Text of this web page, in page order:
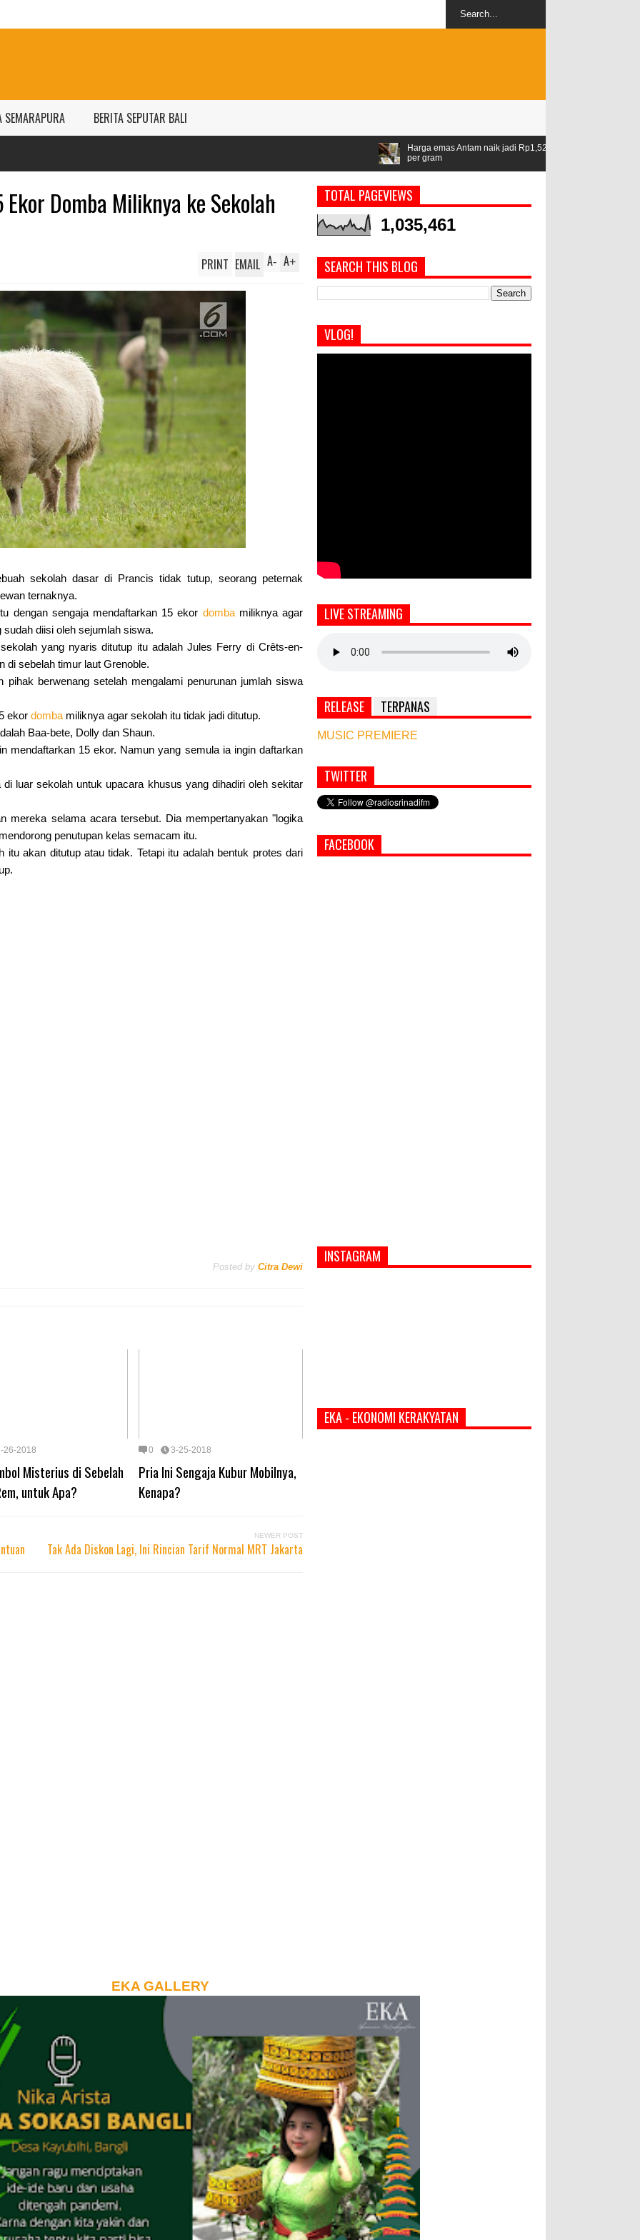
SEMARAPURA BERITA SEPUTAR BALI
Harga emas Antam naik jadi Rp1,528 juta
Airlangga: ASEAN jadi
Domba Miliknya ke Sekolah
A+
A-
PRINT EMAIL
sekolah dasar di Prancis tidak tutup, seorang peternak
ternaknya.
dengan sengaja mendaftarkan 15 ekor dombamiliknya agar
diisi oleh sejumlah siswa.
yang nyaris ditutup itu adalah Jules Ferry di Crêts-en-
di sebelah timur laut Grenoble.
berwenang setelah mengalami penurunan jumlah siswa
ekor domba miliknya agar sekolah itu tidak jadi ditutup.
Baa-bete, Dolly dan Shaun.
mendaftarkan 15 ekor. Namun yang semula ia ingin daftarkan
luar sekolah untuk upacara khusus yang dihadiri oleh sekitar
mereka selama acara tersebut. Dia mempertanyakan "logika
penutupan kelas semacam itu.
akan ditutup atau tidak. Tetapi itu adalah bentuk protes dari
Posted by Citra Dewi
26-2018
Misterius di Sebelah
untuk Apa?
0 3-25-2018
Pria Ini Sengaja Kubur Mobilnya,
Kenapa?
NEWER POST
Tak Ada Diskon Lagi, Ini Rincian Tarif Normal MRT Jakarta
TOTAL PAGEVIEWS
1,035,461
SEARCH THIS BLOG
VLOG!
LIVE STREAMING
RELEASE TERPANAS
MUSIC PREMIERE
Simbol Persahabatan, RI Bangun Islamic Centre
di Afghanistan
PASAR MURAH
TWITTER
FACEBOOK
INSTAGRAM
EKA - EKONOMI KERAKYATAN
EKA GALLERY